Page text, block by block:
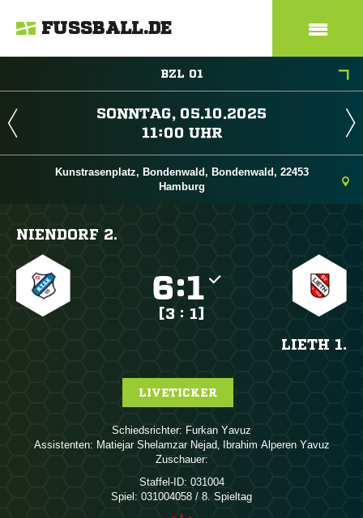
FUSSBALL.DE
BZL 01
 
 
Kunstrasenplatz, Bondenwald, Bondenwald, 22453
Hamburg
NIENDORF 2.
:
[3 : 1]
LIETH 1.
LIVETICKER
Schiedsrichter:  
Assistenten:   ,   
Zuschauer:
Staffel-ID: 031004
Spiel: 031004058 / 8. Spieltag